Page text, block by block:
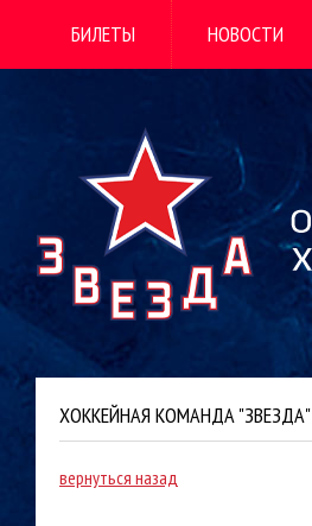
БИЛЕТЫ НОВОСТИ
ХОККЕЙНАЯ КОМАНДА "ЗВЕЗДА"
вернуться назад